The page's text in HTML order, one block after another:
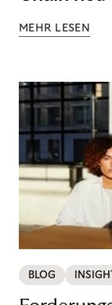
MEHR LESEN
BLOG